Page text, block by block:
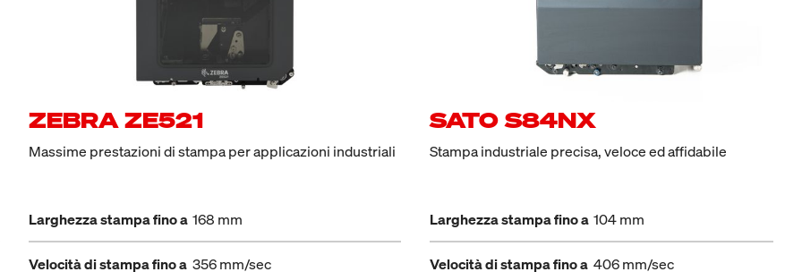
ZEBRA ZE521
Massime prestazioni di stampa per applicazioni industriali
Larghezza stampa fino a 168 mm
Velocità di stampa fino a 356 mm/sec
SATO S84NX
Stampa industriale precisa, veloce ed affidabile
Larghezza stampa fino a 104 mm
Velocità di stampa fino a 406 mm/sec